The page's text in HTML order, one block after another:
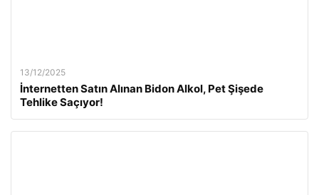
13/12/2025
İnternetten Satın Alınan Bidon Alkol, Pet Şişede
Tehlike Saçıyor!